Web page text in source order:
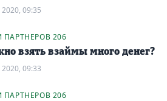
09:35
ПАРТНЕРОВ 206
взять взаймы много денег?
09:33
ПАРТНЕРОВ 206